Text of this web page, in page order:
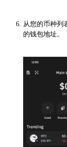
从您的币种列
的钱包地址。